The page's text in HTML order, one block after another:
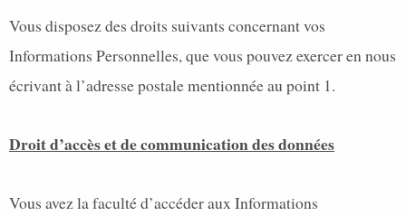
Vous disposez des droits suivants concernant vos
Informations Personnelles, que vous pouvez exercer en nous
écrivant à l’adresse postale mentionnée au point 1.
Droit d’accès et de communication des données
Vous avez la faculté d’accéder aux Informations